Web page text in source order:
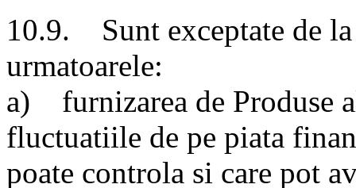
10.9. Sunt exceptate de
urmatoarele:
a) furnizarea de Produse
fluctuatiile de pe piata
poate controla si care pot